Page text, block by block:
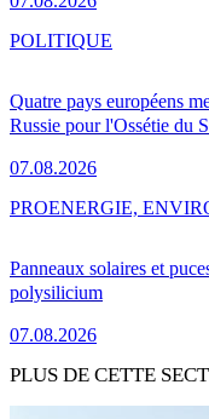
Quatre pays européens
Russie pour l'Ossétie du
07.08.2026
POLITIQUE
Panneaux solaires et
polysilicium
07.08.2026
PROENERGIE,
PLUS DE CETTE